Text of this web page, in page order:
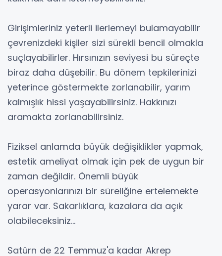
Girişimleriniz yeterli ilerlemeyi bulamayabilir
çevrenizdeki kişiler sizi sürekli bencil olmakla
suçlayabilirler. Hırsınızın seviyesi bu süreçte
biraz daha düşebilir. Bu dönem tepkilerinizi
yeterince göstermekte zorlanabilir, yarım
kalmışlık hissi yaşayabilirsiniz. Hakkınızı
aramakta zorlanabilirsiniz.
Fiziksel anlamda büyük değişiklikler yapmak,
estetik ameliyat olmak için pek de uygun bir
zaman değildir. Önemli büyük
operasyonlarınızı bir süreliğine ertelemekte
yarar var. Sakarlıklara, kazalara da açık
olabileceksiniz…
Satürn de 22 Temmuz'a kadar Akrep